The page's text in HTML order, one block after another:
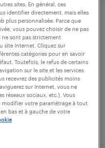
cdi,
sites. En général, ces
identifier directement, mais elles
plus personnalisée. Parce que
vous pouvez choisir de ne pas
ne sont pas strictement
site Internet. Cliquez sur
catégories pour en savoir
Toutefois, le refus de certains
sur le site et les services
recevrez des publicités moins
sur Internet, vous ne
réseaux sociaux, etc.). Vous
votre paramétrage à tout
bas et à gauche de votre